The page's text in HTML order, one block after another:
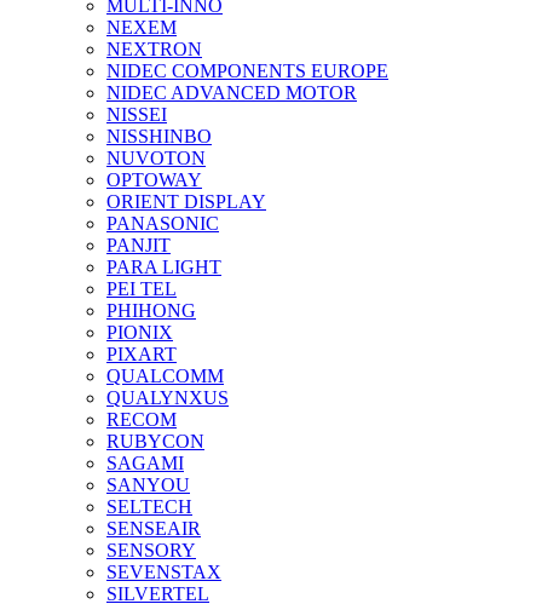
MULTI-INNO
NEXEM
NEXTRON
NIDEC COMPONENTS EUROPE
NIDEC ADVANCED MOTOR
NISSEI
NISSHINBO
NUVOTON
OPTOWAY
ORIENT DISPLAY
PANASONIC
PANJIT
PARA LIGHT
PEI TEL
PHIHONG
PIONIX
PIXART
QUALCOMM
QUALYNXUS
RECOM
RUBYCON
SAGAMI
SANYOU
SELTECH
SENSEAIR
SENSORY
SEVENSTAX
SILVERTEL